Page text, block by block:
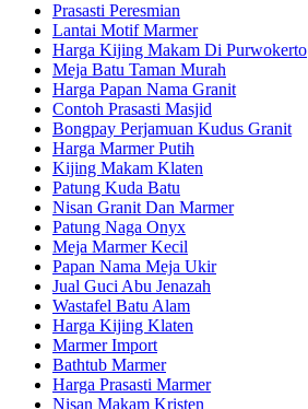
Prasasti Peresmian
Lantai Motif Marmer
Harga Kijing Makam Di Purwokerto
Meja Batu Taman Murah
Harga Papan Nama Granit
Contoh Prasasti Masjid
Bongpay Perjamuan Kudus Granit
Harga Marmer Putih
Kijing Makam Klaten
Patung Kuda Batu
Nisan Granit Dan Marmer
Patung Naga Onyx
Meja Marmer Kecil
Papan Nama Meja Ukir
Jual Guci Abu Jenazah
Wastafel Batu Alam
Harga Kijing Klaten
Marmer Import
Bathtub Marmer
Harga Prasasti Marmer
Nisan Makam Kristen